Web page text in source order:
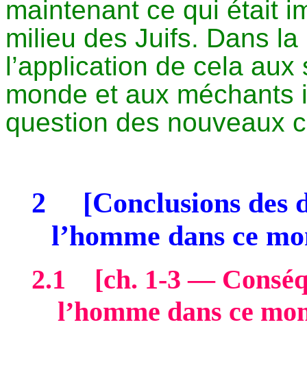
maintenant ce qui était
milieu des Juifs. Dans
l’application de cela
monde et aux
question des nouveaux
2
[Conclusions des
l’homme dans ce
2.1 [ch. 1-3 —
l’homme dans ce